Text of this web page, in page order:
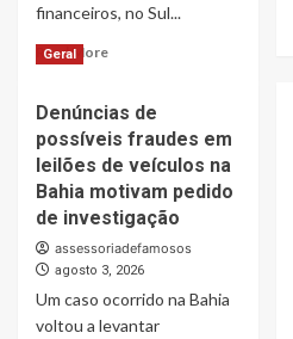
financeiros, no Sul...
Read MoreRead
José
do
Brasil
Conecta
Cachoeiro
de
Itapemirim
ao
Maior
Clube
Geral
Denúncias de
possíveis fraudes em
leilões de veículos na
Bahia motivam pedido
de investigação
assessoriadefamosos
agosto 3, 2026
Um caso ocorrido na Bahia
voltou a levantar